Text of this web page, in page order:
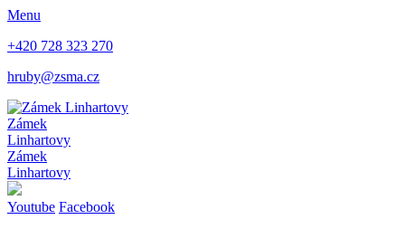
Menu
+420 728 323 270
hruby@zsma.cz
Zámek
Linhartovy
Zámek
Linhartovy
Youtube Facebook